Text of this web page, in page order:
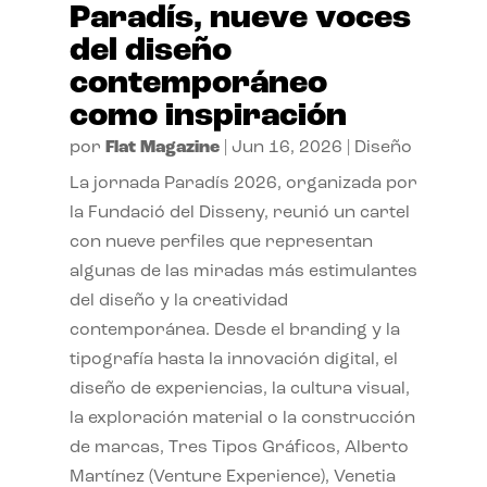
Paradís, nueve voces
del diseño
contemporáneo
como inspiración
por Flat Magazine| Jun 16, 2026 Diseño
La jornada Paradís 2026, organizada por
la Fundació del Disseny, reunió un cartel
con nueve perfiles que representan
algunas de las miradas más estimulantes
del diseño y la creatividad
contemporánea. Desde el branding y la
tipografía hasta la innovación digital, el
diseño de experiencias, la cultura visual,
la exploración material o la construcción
de marcas, Tres Tipos Gráficos, Alberto
Martínez (Venture Experience), Venetia